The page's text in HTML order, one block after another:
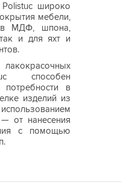
широко
мебели,
МДФ, шпона,
и для яхт и
способен
потребности в
изделий из
от нанесения
с помощью